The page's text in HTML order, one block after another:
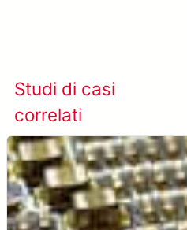
Studi di casi
correlati